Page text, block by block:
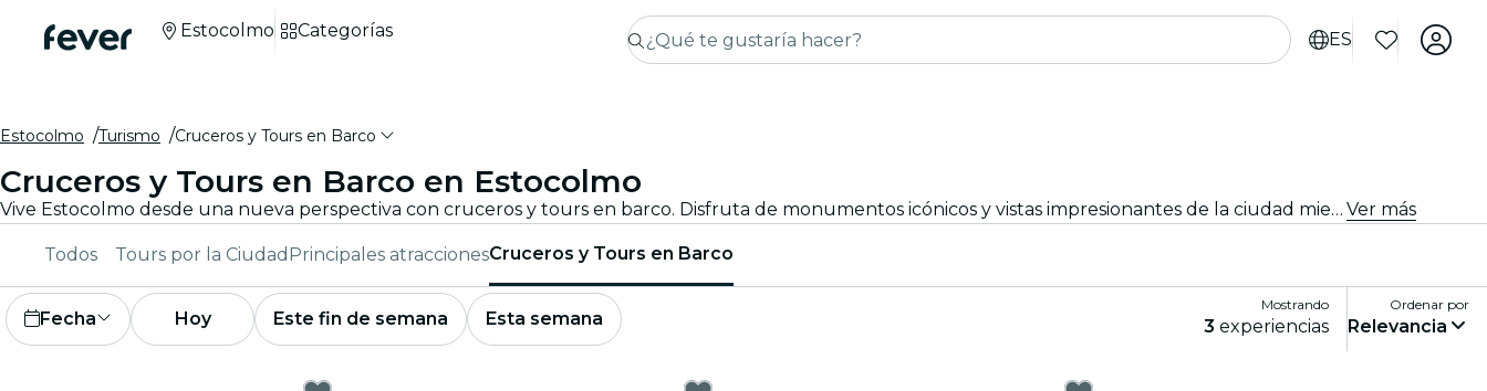
ES
Estocolmo Categorías
Estocolmo Turismo Cruceros y Tours en Barco
Cruceros y Tours en Barco en Estocolmo
Vive Estocolmo desde una nueva perspectiva con cruceros y tours en barco. Disfruta de monumentos icónicos y vistas impresionantes de la ciudad mientras viajas por aguas serenas. Los cruceros y tours en barco de Estocolmo te llevarán a una aventura única. Ver más
Todos Tours por la Ciudad Principales atraccionesCruceros y Tours en Barco
Fecha Hoy Este fin de semana Esta semana
Mostrando
3 experiencias
Ordenar por
Relevancia